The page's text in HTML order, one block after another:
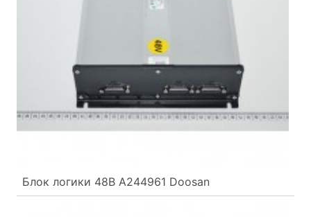
Блок логики 48В A244961 Doosan